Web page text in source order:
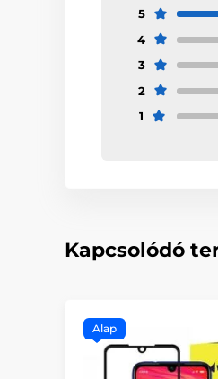
5
4
3
2
1
Kapcsolódó
Alap